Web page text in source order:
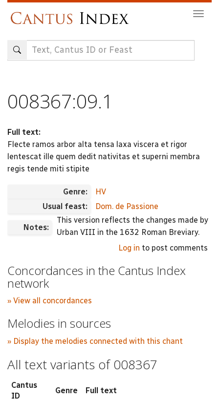
content
008367:09.1
Full text:
Flecte ramos arbor alta tensa laxa viscera et rigor
lentescat ille quem dedit nativitas et superni membra
regis tende miti stipite
Genre:
HV
Usual feast:
Dom. de Passione
Notes:
This version reflects the changes made by
Urban VIII in the 1632 Roman Breviary.
Log in to post comments
Concordances in the Cantus Index
network
» View all concordances
Melodies in sources
» Display the melodies connected with this chant
All text variants of 008367
Cantus
ID
Genre Full text